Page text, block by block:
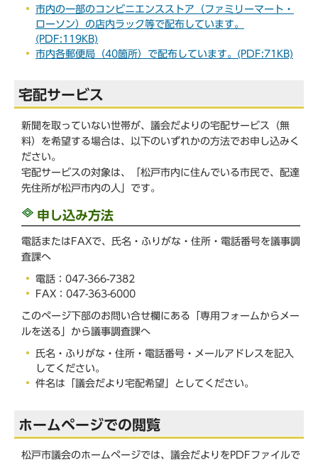
市内の一部のコンビニエンスストア（ファミリーマート・
ローソン）の店内ラック等で配布しています。
(PDF:119KB)
市内各郵便局（40箇所）で配布しています。(PDF:71KB)
宅配サービス
新聞を取っていない世帯が、議会だよりの宅配サービス（無
料）を希望する場合は、以下のいずれかの方法でお申し込みく
ださい。
宅配サービスの対象は、「松戸市内に住んでいる市民で、配達
先住所が松戸市内の人」です。
申し込み方法
電話またはFAXで、氏名・ふりがな・住所・電話番号を議事調
査課へ
電話：047-366-7382
FAX：047-363-6000
このページ下部のお問い合せ欄にある「専用フォームからメー
ルを送る」から議事調査課へ
氏名・ふりがな・住所・電話番号・メールアドレスを記入
してください。
件名は「議会だより宅配希望」としてください。
ホームページでの閲覧
松戸市議会のホームページでは、議会だよりをPDFファイルで